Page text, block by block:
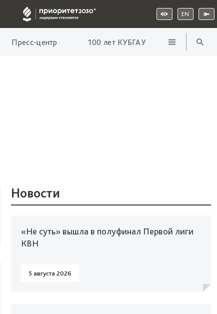
EN
Пресс-центр 100 лет КУБГАУ
Новости
«Не суть» вышла в полуфинал Первой лиги
КВН
5 августа 2026